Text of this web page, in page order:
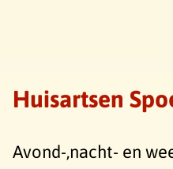
Huisartsen
Avond-,nacht- en